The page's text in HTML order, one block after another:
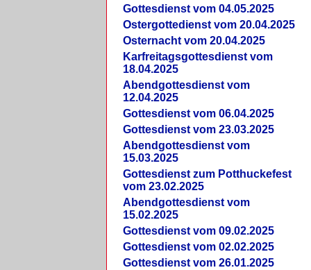
Gottesdienst vom 04.05.2025
Ostergottedienst vom 20.04.2025
Osternacht vom 20.04.2025
Karfreitagsgottesdienst vom
18.04.2025
Abendgottesdienst vom
12.04.2025
Gottesdienst vom 06.04.2025
Gottesdienst vom 23.03.2025
Abendgottesdienst vom
15.03.2025
Gottesdienst zum Potthuckefest
vom 23.02.2025
Abendgottesdienst vom
15.02.2025
Gottesdienst vom 09.02.2025
Gottesdienst vom 02.02.2025
Gottesdienst vom 26.01.2025